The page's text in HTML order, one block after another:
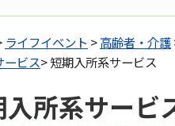
ライフイベント >高齢者・介護
ービス> 短期入所系サービス
入所系サービ